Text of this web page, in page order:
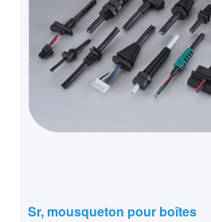
Sr, mousqueton pour boîtes